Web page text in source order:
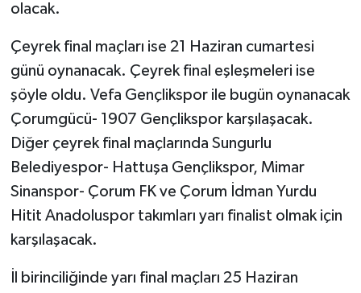
olacak.
Çeyrek final maçları ise 21 Haziran cumartesi
günü oynanacak. Çeyrek final eşleşmeleri ise
şöyle oldu. Vefa Gençlikspor ile bugün oynanacak
Çorumgücü- 1907 Gençlikspor karşılaşacak.
Diğer çeyrek final maçlarında Sungurlu
Belediyespor- Hattuşa Gençlikspor, Mimar
Sinanspor- Çorum FK ve Çorum İdman Yurdu
Hitit Anadoluspor takımları yarı finalist olmak için
karşılaşacak.
İl birinciliğinde yarı final maçları 25 Haziran